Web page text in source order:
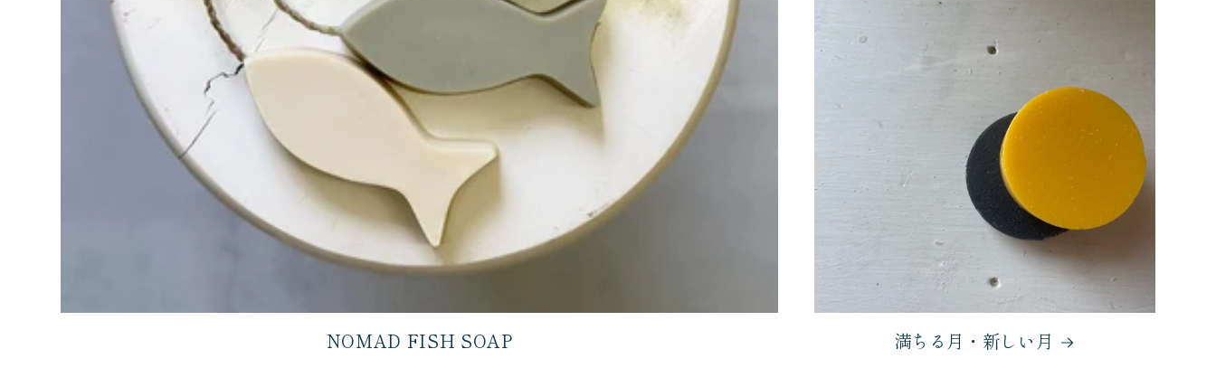
NOMAD FISH SOAP 満ちる月・新しい月